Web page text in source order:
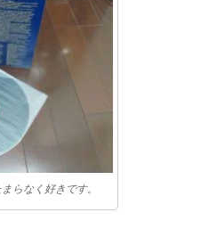
らなく好きです。